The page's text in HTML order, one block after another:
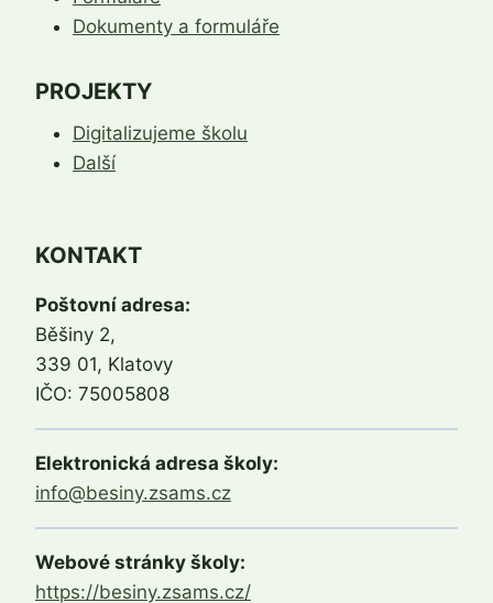
Dokumenty a formuláře
PROJEKTY
Digitalizujeme školu
Další
KONTAKT
Poštovní adresa:
Běšiny 2,
339 01, Klatovy
IČO: 75005808
Elektronická adresa školy:
info@besiny.zsams.cz
Webové stránky školy:
https://besiny.zsams.cz/